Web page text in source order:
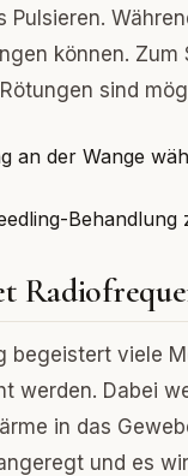
Pulsieren.
können.
sind
begeistert viele
werden. Dabei
in das
und es